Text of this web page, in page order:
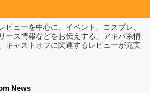
ビューを中心に、イベント、コスプレ、
ース情報などをお伝えする、アキバ系情
キャストオフに関連するレビューが充実
News